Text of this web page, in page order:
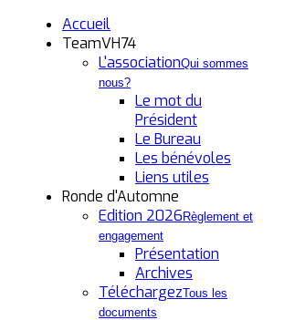
Accueil
TeamVH74
L'associationQui sommes
nous?
Le mot du
Président
Le Bureau
Les bénévoles
Liens utiles
Ronde d'Automne
Edition 2026 Règlement et
engagement
Présentation
Archives
TéléchargezTous les
documents